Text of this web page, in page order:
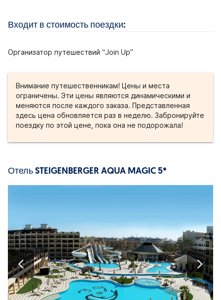
Входит в стоимость поездки:
Организатор путешествий “Join Up”
Внимание путешественникам! Цены и места
ограничены. Эти цены являются динамическими и
меняются после каждого заказа. Представленная
здесь цена обновляется раз в неделю. Забронируйте
поездку по этой цене, пока она не подорожала!
Отель STEIGENBERGER AQUA MAGIC 5*